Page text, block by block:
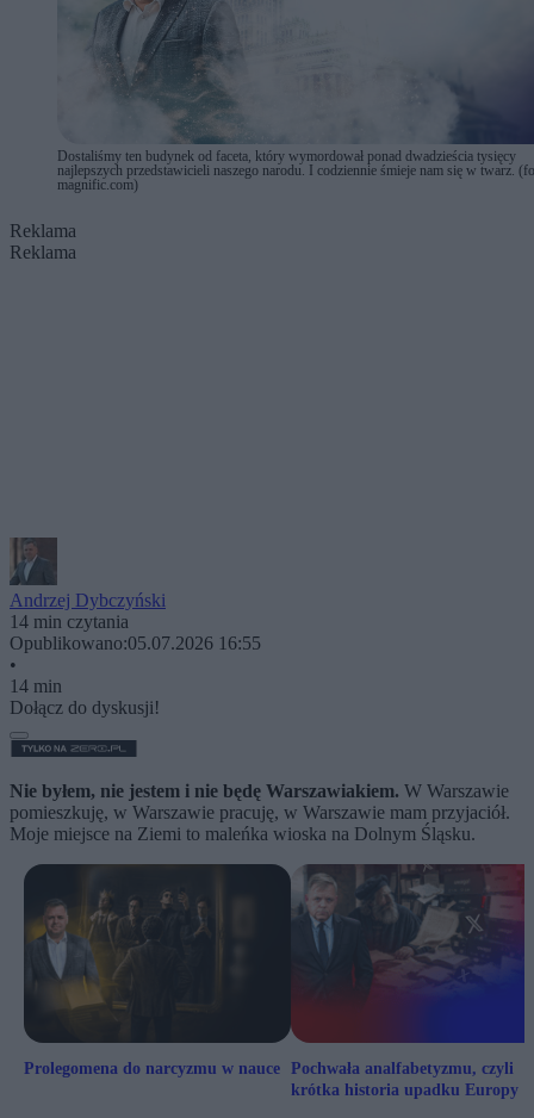
Dostaliśmy ten budynek od faceta, który wymordował ponad dwadzieścia tysięcy
najlepszych przedstawicieli naszego narodu. I codziennie śmieje nam się w twarz.
magnific.com)
Reklama
Reklama
Andrzej Dybczyński
14 min czytania
Opublikowano:05.07.2026 16:55
•
14 min
Dołącz do dyskusji!
Nie byłem, nie jestem i nie będę Warszawiakiem. W Warszawie
pomieszkuję, w Warszawie pracuję, w Warszawie mam przyjaciół.
Moje miejsce na Ziemi to maleńka wioska na Dolnym Śląsku.
Prolegomena do narcyzmu w nauce Pochwała analfabetyzmu, czyli
krótka historia upadku Europy